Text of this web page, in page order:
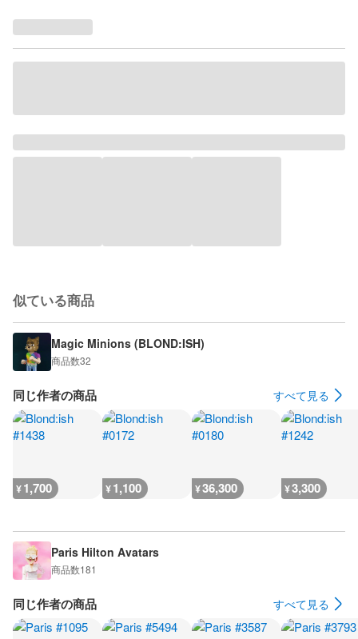
似ている商品
Magic Minions (BLOND:ISH)
商品数32
同じ作者の商品 すべて見る
¥1,700 ¥1,100 ¥36,300 ¥3,300
Paris Hilton Avatars
商品数181
同じ作者の商品 すべて見る